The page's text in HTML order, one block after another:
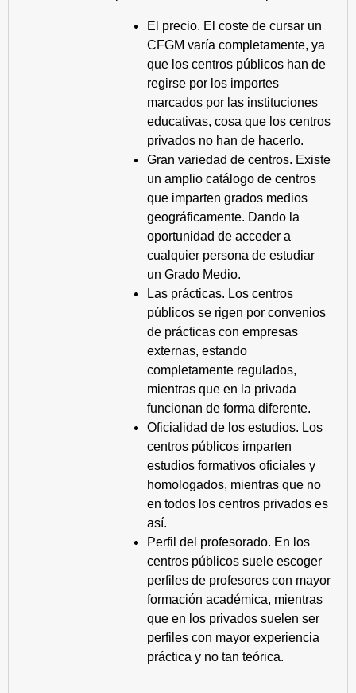
El precio. El coste de cursar un
CFGM varía completamente, ya
que los centros públicos han de
regirse por los importes
marcados por las instituciones
educativas, cosa que los centros
privados no han de hacerlo.
Gran variedad de centros. Existe
un amplio catálogo de centros
que imparten grados medios
geográficamente. Dando la
oportunidad de acceder a
cualquier persona de estudiar
un Grado Medio.
Las prácticas. Los centros
públicos se rigen por convenios
de prácticas con empresas
externas, estando
completamente regulados,
mientras que en la privada
funcionan de forma diferente.
Oficialidad de los estudios. Los
centros públicos imparten
estudios formativos oficiales y
homologados, mientras que no
en todos los centros privados es
así.
Perfil del profesorado. En los
centros públicos suele escoger
perfiles de profesores con mayor
formación académica, mientras
que en los privados suelen ser
perfiles con mayor experiencia
práctica y no tan teórica.